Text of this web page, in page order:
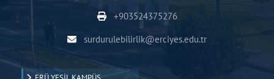
+903524375276
surdurulebilirlik@erciyes.edu.tr